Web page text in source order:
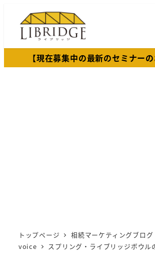
ン
【現在募集中の最新のセミナーの
トップページ 相続マーケティングブログ
voice
スプリング・ライブリッジボウル